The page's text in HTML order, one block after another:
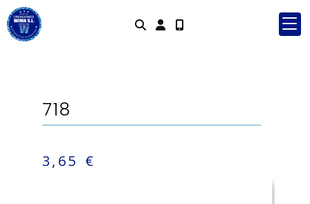
Identifícate
718
3,65 €